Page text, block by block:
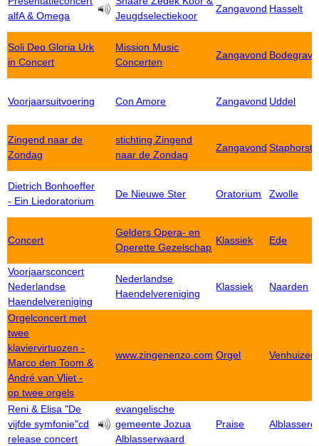
alfA & Omega
Jeugdselectiekoor
Zangavond Hasselt
Soli Deo Gloria Urk
in Concert
Mission Music
Concerten
Zangavond
Voorjaarsuitvoering Con Amore Zangavond Uddel
Zingend naar de
Zondag
stichting Zingend
naar de Zondag
Zangavond Staphorst
Dietrich Bonhoeffer
- Ein Liedoratorium
De Nieuwe Ster Oratorium Zwolle
Concert
Gelders Opera- en
Operette Gezelschap
Klassiek Ede
Voorjaarsconcert
Nederlandse
Haendelvereniging
Nederlandse
Haendelvereniging
Klassiek Naarden
Orgelconcert met
twee
klaviervirtuozen -
Marco den Toom &
André van Vliet -
op twee orgels
www.zingenenzo.com Orgel Venhuizen
Reni & Elisa "De
vijfde symfonie"cd
release concert
evangelische
gemeente Jozua
Alblasserwaard
Praise